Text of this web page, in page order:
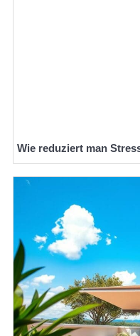
Wie reduziert man